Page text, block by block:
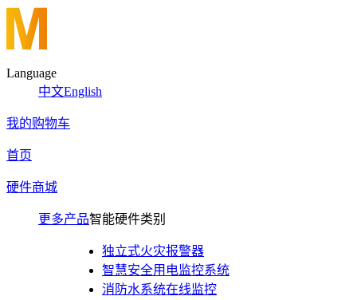
Language
中文English
我的购物车
首页
硬件商城
更多产品智能硬件类别
独立式火灾报警器
智慧安全用电监控系统
消防水系统在线监控